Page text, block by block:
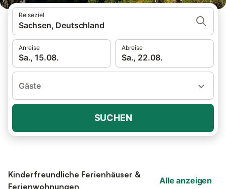
Reiseziel
Sachsen, Deutschland
Anreise
Sa., 15.08.
Abreise
Sa., 22.08.
Gäste
SUCHEN
Kinderfreundliche Ferienhäuser &
Ferienwohnungen
Alle anzeigen